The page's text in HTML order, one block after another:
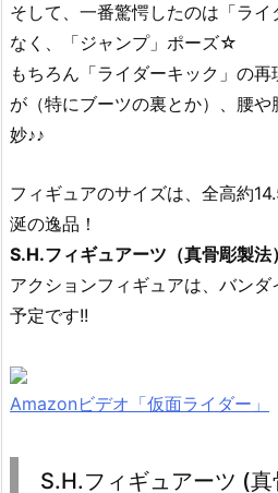
そして、一番驚愕したのは「ラ
なく、「ジャンプ」ポーズ☆
もちろん「ライダーキック」の
が（特にブーツの裏とか）、腰
妙♪♪
フィギュアのサイズは、全高約
涎の逸品！
S.H.フィギュアーツ（真骨彫製法
アクションフィギュアは、バン
予定です!!
Amazonビデオ「仮面ライダー」
S.H.フィギュアーツ (